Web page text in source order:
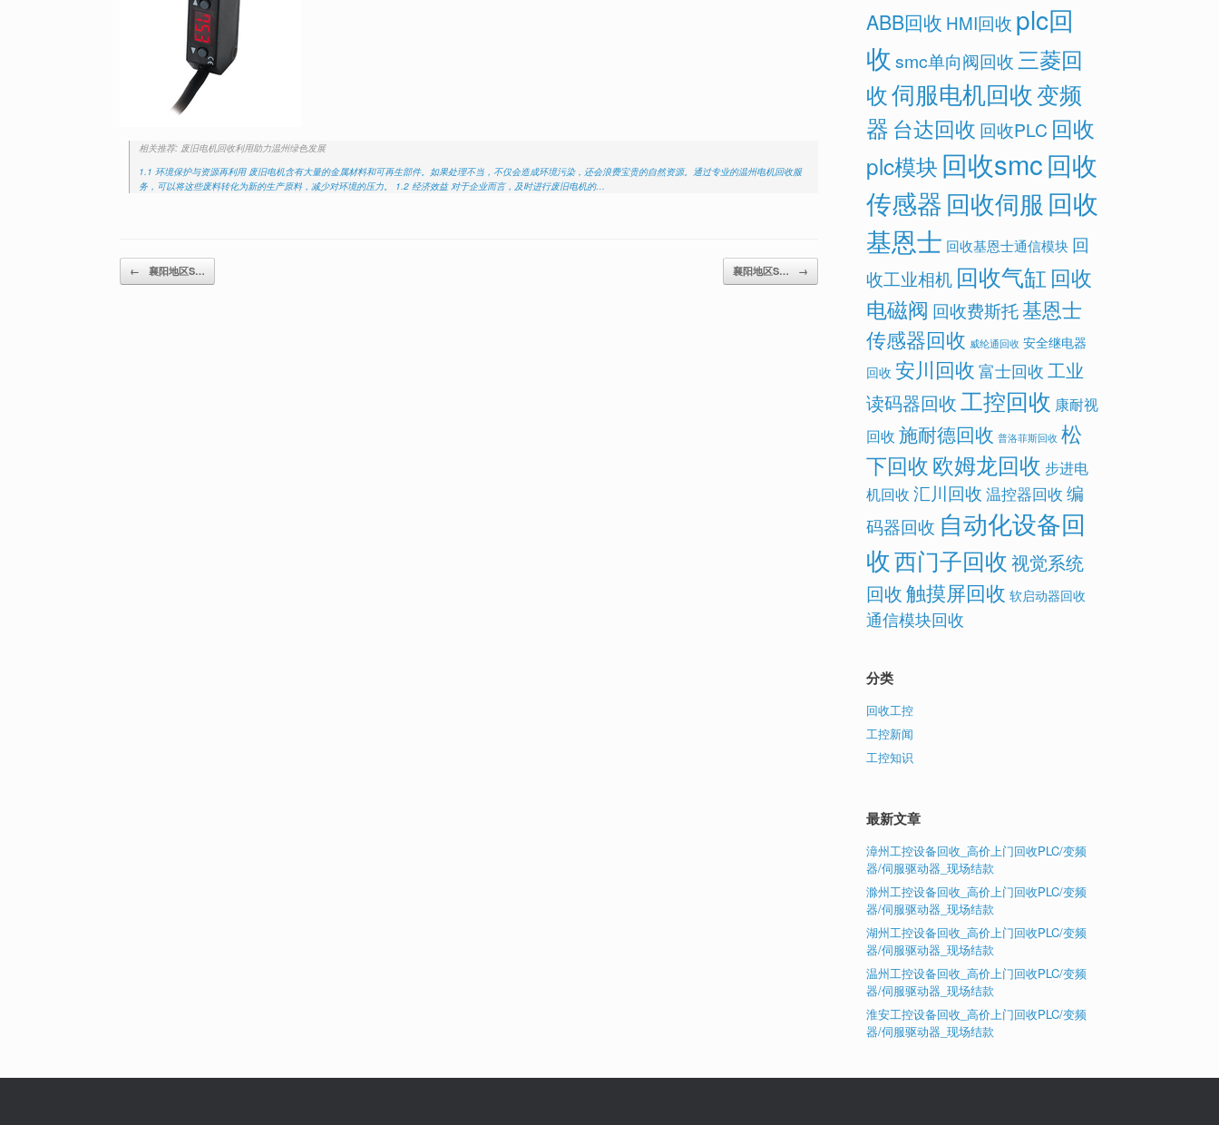
相关推荐: 废旧电机回收利用助力温州绿色发展
1.1 环境保护与资源再利用 废旧电机含有大量的金属材料和可再生部件。如果处理不当，不仅会造成环境污染，还会浪费宝贵的自然资源。通过专业的温州电机回收服
务，可以将这些废料转化为新的生产原料，减少对环境的压力。 1.2 经济效益 对于企业而言，及时进行废旧电机的…
Post navigation
← 襄阳地区S… 襄阳地区S… →
ABB回收 HMI回收 plc回
收 smc单向阀回收三菱回
收伺服电机回收变频
器 台达回收 回收PLC 回收
plc模块 回收smc回收
传感器回收伺服 回收
基恩士 回收基恩士通信模块 回
收工业相机 回收气缸 回收
电磁阀 回收费斯托基恩士
传感器回收 威纶通回收 安全继电器
回收 安川回收 富士回收 工业
读码器回收工控回收 康耐视
回收 施耐德回收 普洛菲斯回收 松
下回收欧姆龙回收 步进电
机回收 汇川回收 温控器回收 编
码器回收 自动化设备回
收西门子回收视觉系统
回收触摸屏回收 软启动器回收
通信模块回收
分类
回收工控
工控新闻
工控知识
最新文章
漳州工控设备回收_高价上门回收PLC/变频
器/伺服驱动器_现场结款
滁州工控设备回收_高价上门回收PLC/变频
器/伺服驱动器_现场结款
湖州工控设备回收_高价上门回收PLC/变频
器/伺服驱动器_现场结款
温州工控设备回收_高价上门回收PLC/变频
器/伺服驱动器_现场结款
淮安工控设备回收_高价上门回收PLC/变频
器/伺服驱动器_现场结款